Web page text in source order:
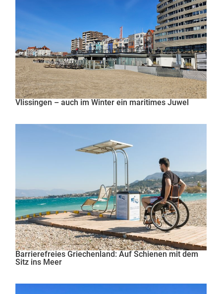
Vlissingen – auch im Winter ein maritimes Juwel
Barrierefreies Griechenland: Auf Schienen mit dem
Sitz ins Meer